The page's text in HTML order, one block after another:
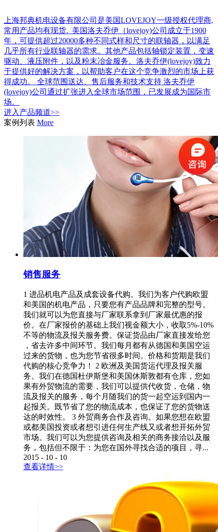
上海邦典机电设备有限公司是美国LOVEJOY一级授权代理商,
常用产品均有现货. 美国洛夫乔伊（lovejoy)公司成立于1900
年，可提供超过20000多种不同式样和尺寸的联轴器，以满足
几乎所有行业联轴器的需求。其他产品包括轴锁定装置，变速
驱动、液压附件，以及粉末冶金服务。洛夫乔伊(lovejoy)致力
于提供好的解决方案，以帮助客户在这个竞争激烈的市场上获
得成功。 全球范围送达、售后服务和技术支持 洛夫乔伊
(lovejoy)公司通过扩张进入全球市场范围，已发展成为国际市
场。
进入 产品频道>>
案例列表 More
销售服务
1 进品机电产品及成套设备代购。我们为客户代购欧盟
和美国的机电产品，只要您有产品品牌和完整的型号。
我们就可以为您直接与厂家联系拿到厂家最优惠的报
价。在厂家报价的基础上我们视金额大小，收取5%-10%
不等的物流及报关服务费。保证货品由厂家直接发给您
，省去许多中间环节。我们每月都有从德国和美国空运
过来的货物，也为您节省很多时间。价格和货期是我们
代购的核心竞争力！ 2 欧洲及美国货运代理及报关服
务。我们在德国杜伊斯堡和美国休斯敦都有仓库，您如
果有外贸物流的需要，我们可以提供代收货，仓储，物
流及报关的服务，每个月随我们的货一起空运到国内一
起报关。既节省了您的物流成本，也保证了您的货物送
达的时效性。 3 外贸商务合作及咨询。如果您想在欧盟
或都美国投资或者想引进任何生产线又或者想开拓外贸
市场。我们可以为您提供咨询及相关的商务接洽以及服
务，包括但不限于：为您在国外寻找合适的项目，寻...
2015 - 10 - 10
查看详情>>